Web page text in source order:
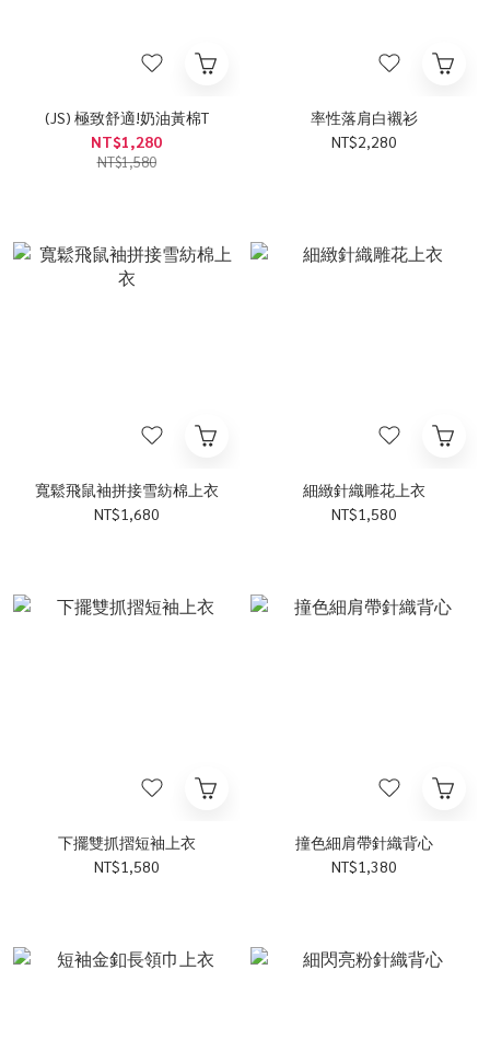
(JS) 極致舒適!奶油黃棉T
NT$1,280
NT$1,580
率性落肩白襯衫
NT$2,280
寬鬆飛鼠袖拼接雪紡棉上衣
NT$1,680
細緻針織雕花上衣
NT$1,580
下擺雙抓摺短袖上衣
NT$1,580
撞色細肩帶針織背心
NT$1,380